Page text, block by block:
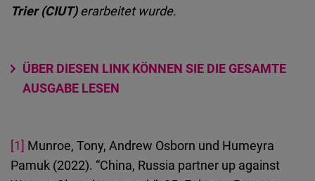
Trier (CIUT)erarbeitet wurde.
ÜBER DIESEN LINK KÖNNEN SIE DIE GESAMTE
AUSGABE LESEN
[1] Munroe, Tony, Andrew Osborn und Humeyra
Pamuk (2022). “China, Russia partner up against